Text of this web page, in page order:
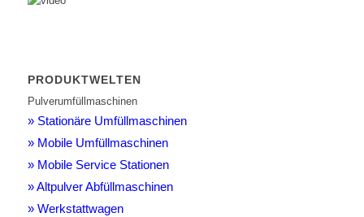
PRODUKTWELTEN
Pulverumfüllmaschinen
» Stationäre Umfüllmaschinen
» Mobile Umfüllmaschinen
» Mobile Service Stationen
» Altpulver Abfüllmaschinen
» Werkstattwagen